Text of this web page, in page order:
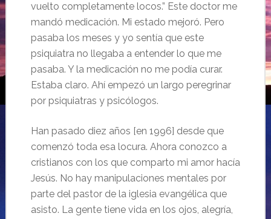
vuelto completamente locos.” Este doctor me
mandó medicación. Mi estado mejoró. Pero
pasaba los meses y yo sentía que este
psiquiatra no llegaba a entender lo que me
pasaba. Y la medicación no me podía curar.
Estaba claro. Ahí empezó un largo peregrinar
por psiquiatras y psicólogos.
Han pasado diez años [en 1996] desde que
comenzó toda esa locura. Ahora conozco a
cristianos con los que comparto mi amor hacía
Jesús. No hay manipulaciones mentales por
parte del pastor de la iglesia evangélica que
asisto. La gente tiene vida en los ojos, alegría,